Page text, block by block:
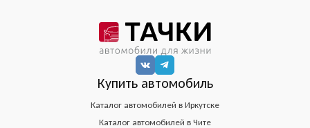
Купить автомобиль
Каталог автомобилей в Иркутске
Каталог автомобилей в Чите